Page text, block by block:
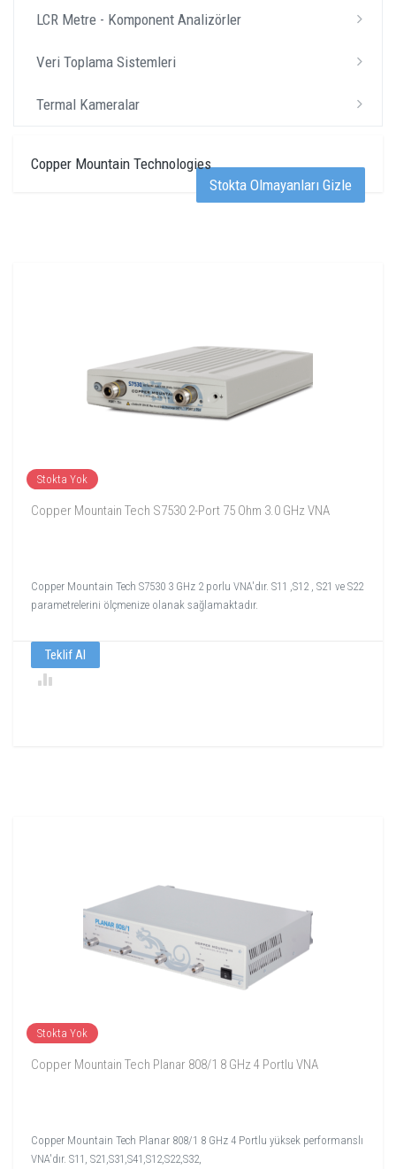
LCR Metre - Komponent Analizörler
Veri Toplama Sistemleri
Termal Kameralar
Copper Mountain Technologies
Stokta Olmayanları Gizle
Stokta Yok
Copper Mountain Tech S7530 2-Port 75 Ohm 3.0 GHz VNA
Copper Mountain Tech S7530 3 GHz 2 porlu VNA'dır. S11 ,S12 , S21 ve S22
parametrelerini ölçmenize olanak sağlamaktadır.
Teklif Al
Stokta Yok
Copper Mountain Tech Planar 808/1 8 GHz 4 Portlu VNA
Copper Mountain Tech Planar 808/1 8 GHz 4 Portlu yüksek performanslı
VNA'dır. S11, S21,S31,S41,S12,S22,S32,